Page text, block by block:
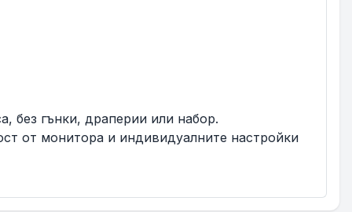
без гънки, драперии или набор.
от монитора и индивидуалните настройки